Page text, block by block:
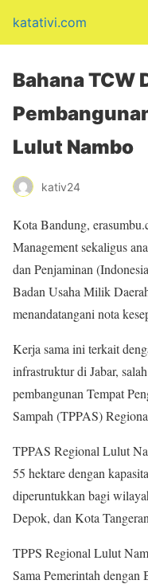
katativi.com
Bahana TCW
Lulut Nambo
kativ24
Kota Bandung,
Management sekaligus
dan Penjaminan
Badan Usaha Milik
menandatangani nota
Kerja sama ini terkait
infrastruktur di Jabar,
pembangunan Tempat
Sampah (TPPAS)
TPPAS Regional Lulut
55 hektare dengan
diperuntukkan bagi
Depok, dan Kota
TPPS Regional Lulut
Sama Pemerintah